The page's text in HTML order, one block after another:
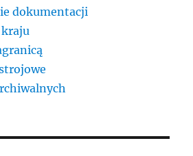
dokumentacji